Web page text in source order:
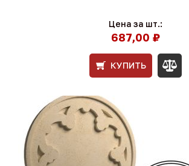
Цена за шт.:
687,00 ₽
КУПИТЬ